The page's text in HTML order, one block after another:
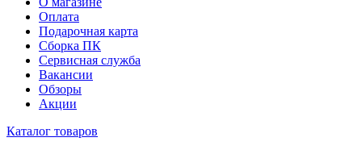
Оплата
Подарочная карта
Сборка ПК
Сервисная служба
Вакансии
Обзоры
Акции
Каталог товаров